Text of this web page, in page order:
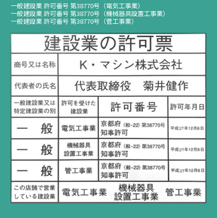
一般建設業 許可番号 第38770号（電気工事業）
一般建設業 許可番号 第38770号（機械器具設置工事業）
一般建設業 許可番号 第38770号（菅工事業）